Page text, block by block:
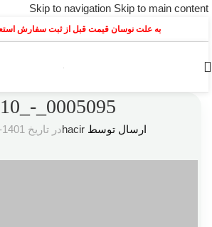
Skip to navigation Skip to main content
به علت نوسان قیمت قبل از ثبت سفارش
0005095_-_510
ارسال توسط hacirدر تاریخ 1401-09-14